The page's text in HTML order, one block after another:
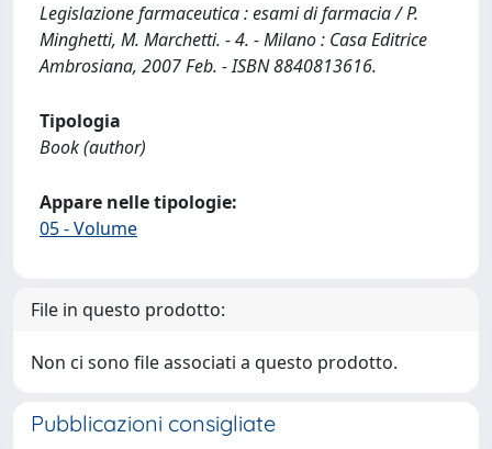
Legislazione farmaceutica : esami di farmacia / P.
Minghetti, M. Marchetti. - 4. - Milano : Casa Editrice
Ambrosiana, 2007 Feb. - ISBN 8840813616.
Tipologia
Book (author)
Appare nelle tipologie:
05 - Volume
File in questo prodotto:
Non ci sono file associati a questo prodotto.
Pubblicazioni consigliate